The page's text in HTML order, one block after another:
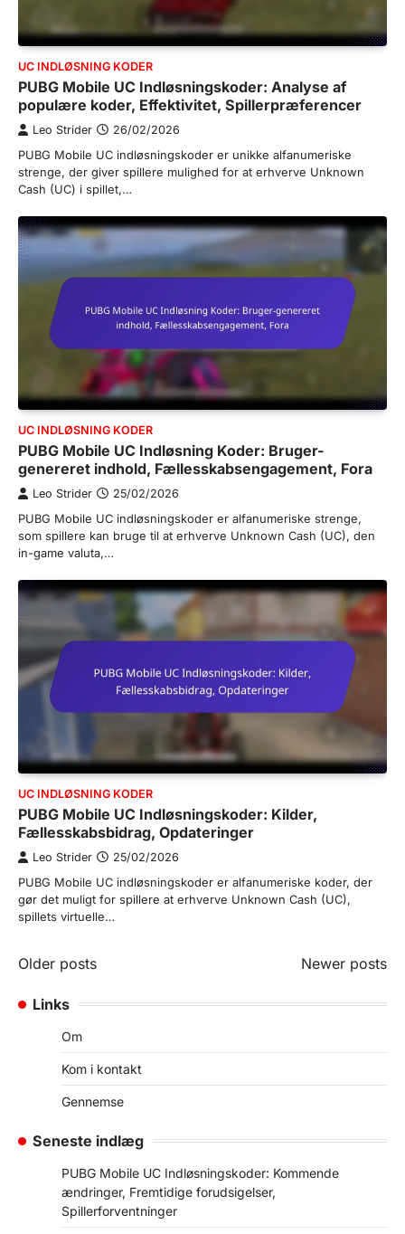
UC INDLØSNING KODER
PUBG Mobile UC Indløsningskoder: Analyse af
populære koder, Effektivitet, Spillerpræferencer
Leo Strider 26/02/2026
PUBG Mobile UC indløsningskoder er unikke alfanumeriske
strenge, der giver spillere mulighed for at erhverve Unknown
Cash (UC) i spillet,…
UC INDLØSNING KODER
PUBG Mobile UC Indløsning Koder: Bruger-
genereret indhold, Fællesskabsengagement, Fora
Leo Strider 25/02/2026
PUBG Mobile UC indløsningskoder er alfanumeriske strenge,
som spillere kan bruge til at erhverve Unknown Cash (UC), den
in-game valuta,…
UC INDLØSNING KODER
PUBG Mobile UC Indløsningskoder: Kilder,
Fællesskabsbidrag, Opdateringer
Leo Strider 25/02/2026
PUBG Mobile UC indløsningskoder er alfanumeriske koder, der
gør det muligt for spillere at erhverve Unknown Cash (UC),
spillets virtuelle…
Posts
navigation
Older posts Newer posts
Links
Om
Kom i kontakt
Gennemse
Seneste indlæg
PUBG Mobile UC Indløsningskoder: Kommende
ændringer, Fremtidige forudsigelser,
Spillerforventninger